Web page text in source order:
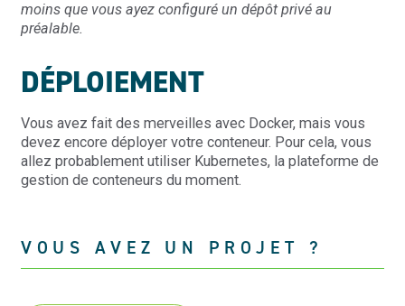
moins que vous ayez configuré un dépôt privé au
préalable.
DÉPLOIEMENT
Vous avez fait des merveilles avec Docker, mais vous
devez encore déployer votre conteneur. Pour cela, vous
allez probablement utiliser Kubernetes, la plateforme de
gestion de conteneurs du moment.
VOUS AVEZ UN PROJET ?